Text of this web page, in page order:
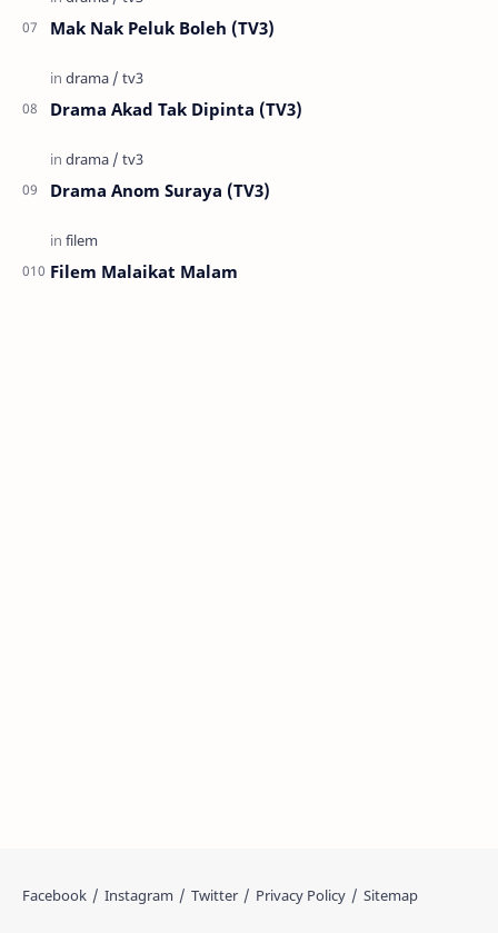
Mak Nak Peluk Boleh (TV3)
Drama Akad Tak Dipinta (TV3)
Drama Anom Suraya (TV3)
Filem Malaikat Malam